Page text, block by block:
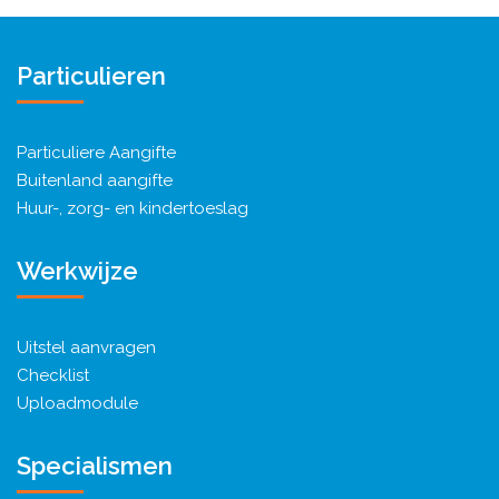
Particulieren
Particuliere Aangifte
Buitenland aangifte
Huur-, zorg- en kindertoeslag
Werkwijze
Uitstel aanvragen
Checklist
Uploadmodule
Specialismen